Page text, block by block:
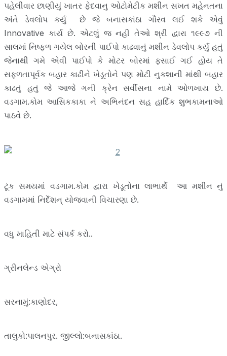
પહેલીવાર છાણીયું ખાતર ફેદવાનુ ઓટોમેટીક મશીન સખત મહેનતના
અંતે ડેવલોપ કર્યુ છે જે બનાસકાંઠા ગૌરવ લઈ શકે એવું
Innovative કાર્ય છે. એટલું જ નહી તેઓ શ્રી દ્વારા ૧૯૯૭ ની
સાલમાં નિષ્ફળ ગયેલ બોરની પાઈપો કાઢવાનું મશીન ડેવલોપ કર્યુ હતું
જેનાથી ગમે એવી પાઈપો કે મોટર બોરમાં ફસાઈ ગઈ હોય તે
સફળતાપૂર્વક બહાર કાઢીને ખેડૂતોને પણ મોટી નુકશાની માંથી બહાર
કાઢતું હતું જે આજે ગની ક્રેન સર્વીસના નામે ઓળખાય છે.
વડગામ.કોમ આસિકકાકા ને અભિનંદન સહ હાર્દિક શુભકામનાઓ
પાઠવે છે.
ટૂંક સમયમાં વડગામ.કોમ દ્વારા ખેડૂતોના લાભાર્થે આ મશીન નું
વડગામમાં નિર્દેશન્ યોજવાની વિચારણા છે.
વધુ માહિતી માટે સંપર્ક કરો..
ગ્રીનલેન્ડ એગ્રો
સરનામું:કાણોદર,
તાલુકો:પાલનપુર. જીલ્લો:બનાસકાંઠા.